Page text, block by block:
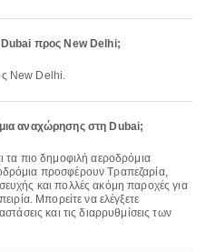
Dubai προς New Delhi;
New Delhi.
αναχώρησης στη Dubai;
τα πιο δημοφιλή αεροδρόμια
προσφέρουν Τραπεζαρία,
και πολλές ακόμη παροχές για
Μπορείτε να ελέγξετε
και τις διαρρυθμίσεις των